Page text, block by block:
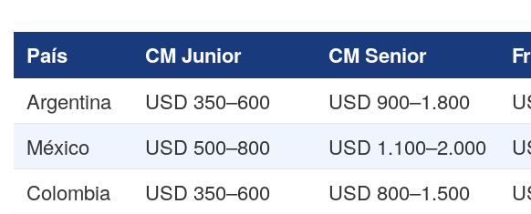
País CM Junior CM Senior
Argentina USD 350–600 USD 900–1.800
México
USD 500–800 USD 1.100–2.000
Colombia
USD 350–600 USD 800–1.500